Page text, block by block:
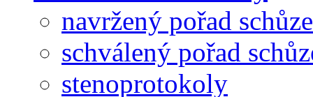
navržený pořad schůze
schválený pořad
stenoprotokoly